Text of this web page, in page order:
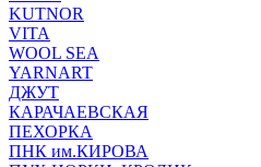
KUTNOR
VITA
WOOL SEA
YARNART
ДЖУТ
КАРАЧАЕВСКАЯ
ПЕХОРКА
ПНК им.КИРОВА